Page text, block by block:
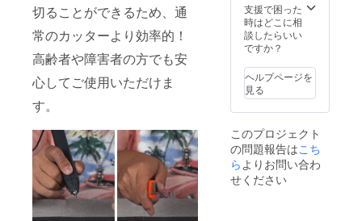
切ることができるため、通
常のカッターより効率的！
高齢者や障害者の方でも安
心してご使用いただけま
す。
支援で困った
時はどこに相
談したらいい
ですか？
ヘルプページを
見る
このプロジェクト
の問題報告はこち
ら よりお問い合わ
せください